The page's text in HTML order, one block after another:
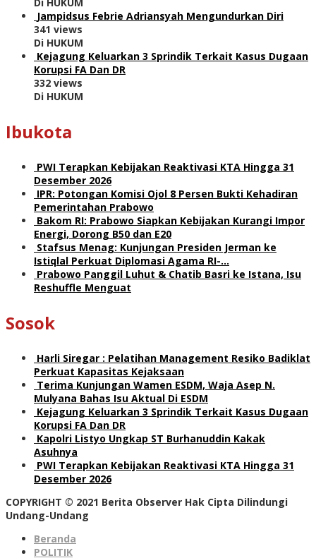
Jampidsus Febrie Adriansyah Mengundurkan Diri
341 views
Di HUKUM
Kejagung Keluarkan 3 Sprindik Terkait Kasus Dugaan
Korupsi FA Dan DR
332 views
Di HUKUM
Ibukota
PWI Terapkan Kebijakan Reaktivasi KTA Hingga 31
Desember 2026
IPR: Potongan Komisi Ojol 8 Persen Bukti Kehadiran
Pemerintahan Prabowo
Bakom RI: Prabowo Siapkan Kebijakan Kurangi Impor
Energi, Dorong B50 dan E20
Stafsus Menag: Kunjungan Presiden Jerman ke
Istiqlal Perkuat Diplomasi Agama RI-…
Prabowo Panggil Luhut & Chatib Basri ke Istana, Isu
Reshuffle Menguat
Sosok
Harli Siregar : Pelatihan Management Resiko Badiklat
Perkuat Kapasitas Kejaksaan
Terima Kunjungan Wamen ESDM, Waja Asep N.
Mulyana Bahas Isu Aktual Di ESDM
Kejagung Keluarkan 3 Sprindik Terkait Kasus Dugaan
Korupsi FA Dan DR
Kapolri Listyo Ungkap ST Burhanuddin Kakak
Asuhnya
PWI Terapkan Kebijakan Reaktivasi KTA Hingga 31
Desember 2026
COPYRIGHT © 2021 Berita Observer Hak Cipta Dilindungi
Undang-Undang
Beranda
POLITIK